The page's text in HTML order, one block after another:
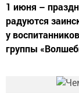
1 июня –
радуются
у
группы